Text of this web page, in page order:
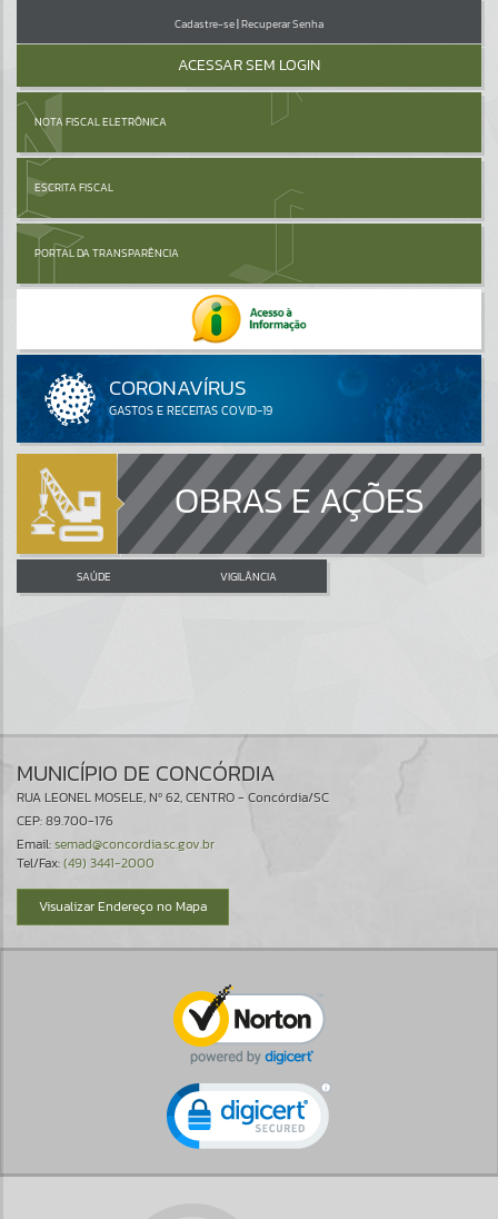
Por favor, aguarde...
Cadastre-se|Recuperar Senha
ACESSAR SEM LOGIN
NOTA FISCAL ELETRÔNICA
ESCRITA FISCAL
PORTAL DA TRANSPARÊNCIA
OBRAS E AÇÕES
SAÚDE VIGILÂNCIA
MUNICÍPIO DE CONCÓRDIA
RUA LEONEL MOSELE, Nº 62, CENTRO - Concórdia/SC
CEP: 89.700-176
Email:semad@concordia.sc.gov.br
Tel/Fax:(49) 3441-2000
Visualizar Endereço no Mapa